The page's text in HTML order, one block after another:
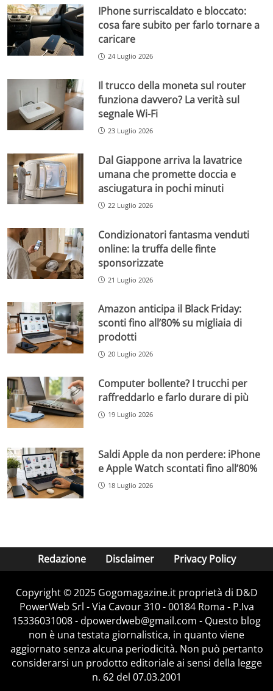
IPhone surriscaldato e bloccato:
cosa fare subito per farlo tornare a
caricare
24 Luglio 2026
Il trucco della moneta sul router
funziona davvero? La verità sul
segnale Wi-Fi
23 Luglio 2026
Dal Giappone arriva la lavatrice
umana che promette doccia e
asciugatura in pochi minuti
22 Luglio 2026
Condizionatori fantasma venduti
online: la truffa delle finte
sponsorizzate
21 Luglio 2026
Amazon anticipa il Black Friday:
sconti fino all’80% su migliaia di
prodotti
20 Luglio 2026
Computer bollente? I trucchi per
raffreddarlo e farlo durare di più
19 Luglio 2026
Saldi Apple da non perdere: iPhone
e Apple Watch scontati fino all’80%
18 Luglio 2026
Redazione Disclaimer Privacy Policy
Copyright © 2025 Gogomagazine.it proprietà di D&D
PowerWeb Srl - Via Cavour 310 - 00184 Roma - P.Iva
15336031008 - dpowerdweb@gmail.com - Questo blog
non è una testata giornalistica, in quanto viene
aggiornato senza alcuna periodicità. Non può pertanto
considerarsi un prodotto editoriale ai sensi della legge
n. 62 del 07.03.2001